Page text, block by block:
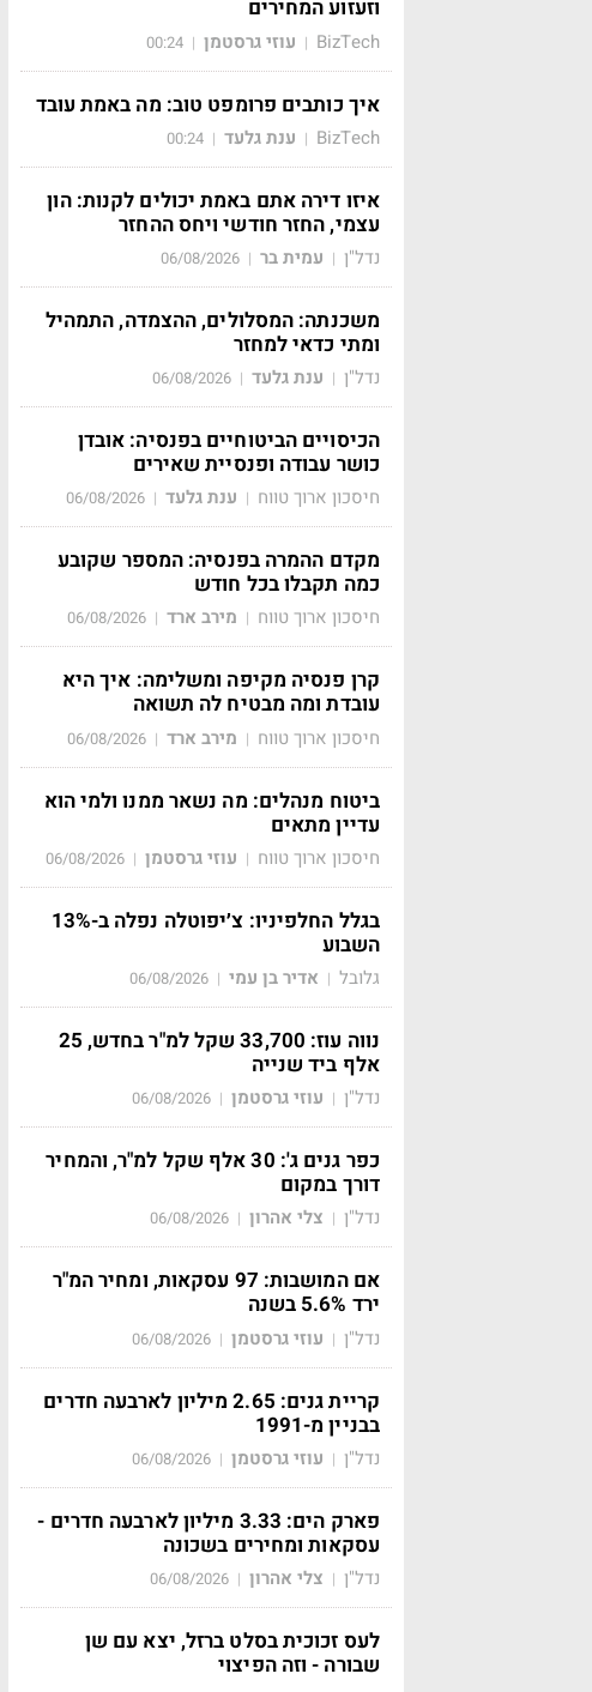
וזעזוע המחירים
BizTech
| עוזי גרסטמן |
00:24
איך כותבים פרומפט טוב: מה באמת עובד
BizTech
| ענת גלעד |
00:24
איזו דירה אתם באמת יכולים לקנות: הון
עצמי, החזר חודשי ויחס ההחזר
נדל"ן | עמית בר |
06/08/2026
משכנתה: המסלולים, ההצמדה, התמהיל
ומתי כדאי למחזר
נדל"ן | ענת גלעד |
06/08/2026
הכיסויים הביטוחיים בפנסיה: אובדן
כושר עבודה ופנסיית שאירים
חיסכון ארוך טווח | ענת גלעד |
06/08/2026
מקדם ההמרה בפנסיה: המספר שקובע
כמה תקבלו בכל חודש
חיסכון ארוך טווח | מירב ארד |
06/08/2026
קרן פנסיה מקיפה ומשלימה: איך היא
עובדת ומה מבטיח לה תשואה
חיסכון ארוך טווח | מירב ארד |
06/08/2026
ביטוח מנהלים: מה נשאר ממנו ולמי הוא
עדיין מתאים
חיסכון ארוך טווח | עוזי גרסטמן |
06/08/2026
בגלל החלפיניו: צ׳יפוטלה נפלה ב-13%
השבוע
גלובל | אדיר בן עמי |
06/08/2026
נווה עוז: 33,700 שקל למ"ר בחדש, 25
אלף ביד שנייה
נדל"ן | עוזי גרסטמן |
06/08/2026
כפר גנים ג': 30 אלף שקל למ"ר, והמחיר
דורך במקום
נדל"ן | צלי אהרון |
06/08/2026
אם המושבות: 97 עסקאות, ומחיר המ"ר
ירד 5.6% בשנה
נדל"ן | עוזי גרסטמן |
06/08/2026
קריית גנים: 2.65 מיליון לארבעה חדרים
בבניין מ-1991
נדל"ן | עוזי גרסטמן |
06/08/2026
פארק הים: 3.33 מיליון לארבעה חדרים -
עסקאות ומחירים בשכונה
נדל"ן | צלי אהרון |
06/08/2026
לעס זכוכית בסלט ברזל, יצא עם שן
שבורה - וזה הפיצוי